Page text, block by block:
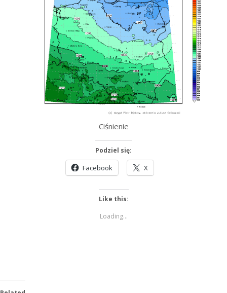
Ciśnienie
Podziel się:
Facebook X
Like this:
Loading...